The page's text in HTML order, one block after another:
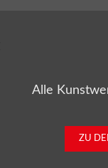
Alle
ZU